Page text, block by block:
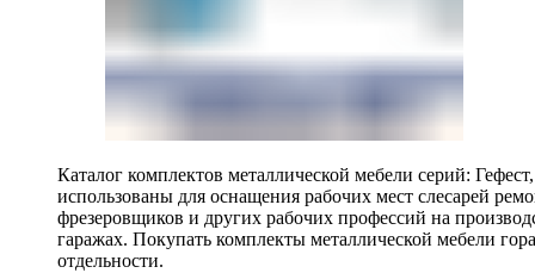
Каталог комплектов металлической мебели серий:
использованы для оснащения рабочих мест слесарей
фрезеровщиков и других рабочих профессий на
гаражах. Покупать комплекты металлической мебели
отдельности.